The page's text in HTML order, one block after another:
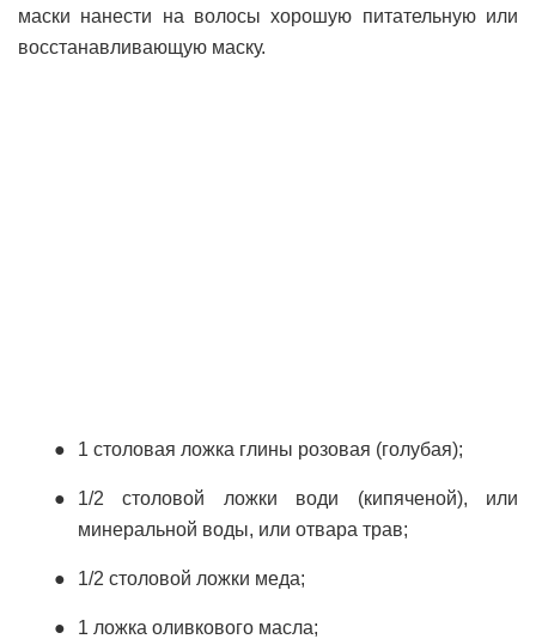
маски нанести на волосы хорошую питательную или
восстанавливающую маску.
1 столовая ложка глины розовая (голубая);
1/2 столовой ложки води (кипяченой), или
минеральной воды, или отвара трав;
1/2 столовой ложки меда;
1 ложка оливкового масла;